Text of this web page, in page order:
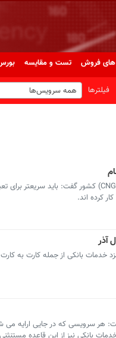
فروش تست و مقایسه
فیلترها همه سرویس‌ها
آذر
خدمات بانکی از جمله کارت به
هر سرویسی که در جایی ارایه می
بانکی نیز از این قاعده